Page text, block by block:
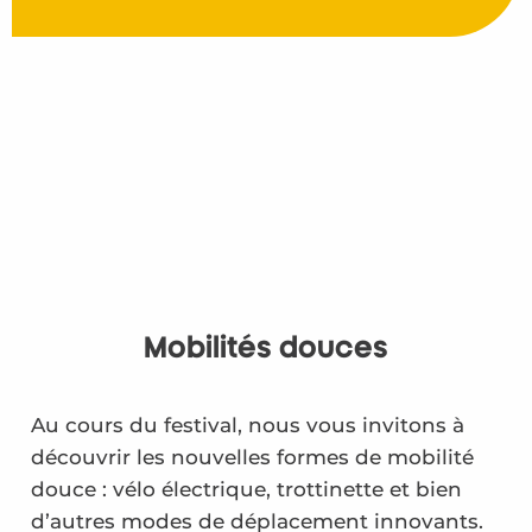
Mobilités douces
Au cours du festival, nous vous invitons à
découvrir les nouvelles formes de mobilité
douce : vélo électrique, trottinette et bien
d’autres modes de déplacement innovants.